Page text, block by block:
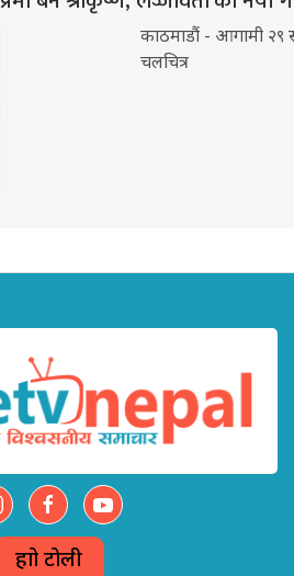
काठमाडौं - आगामी २९
चलचित्र
हाम्रो टोली